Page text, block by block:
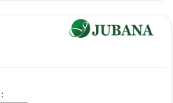
: